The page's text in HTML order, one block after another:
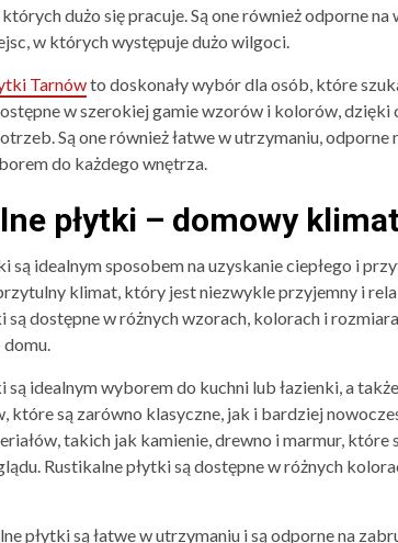
dużo się pracuje. Są one również odporne
w których występuje dużo wilgoci.
Tarnówto doskonały wybór dla osób, które
w szerokiej gamie wzorów i kolorów, dzięki
Są one również łatwe w utrzymaniu, odporne
do każdego wnętrza.
płytki – domowy
są idealnym sposobem na uzyskanie ciepłego i
klimat, który jest niezwykle przyjemny i
są dostępne w różnych wzorach, kolorach i
są idealnym wyborem do kuchni lub łazienki, a
które są zarówno klasyczne, jak i bardziej
takich jak kamienie, drewno i marmur, które
Rustikalne płytki są dostępne w różnych
płytki są łatwe w utrzymaniu i są odporne na